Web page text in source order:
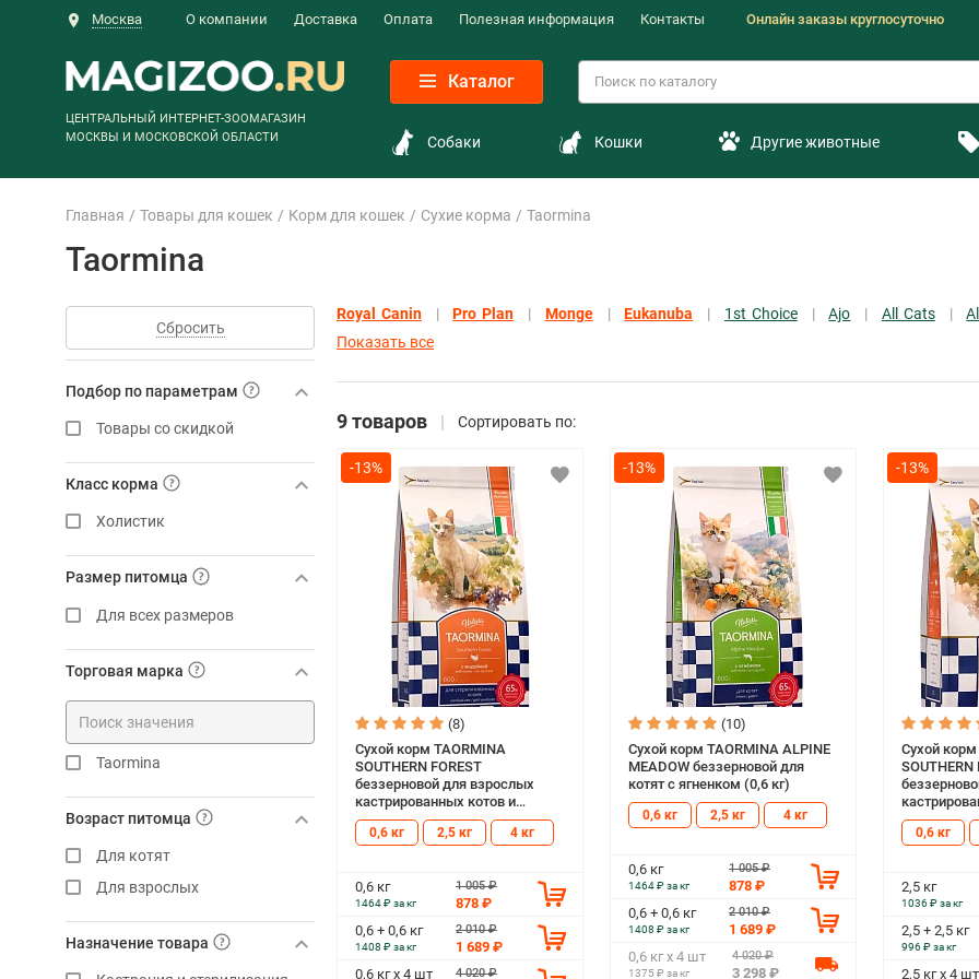
Москва О компании Доставка Оплата Полезная информация Контакты Онлайн заказы круглосуточно
ЦЕНТРАЛЬНЫЙ ИНТЕРНЕТ-ЗООМАГАЗИН
МОСКВЫ И МОСКОВСКОЙ ОБЛАСТИ
Каталог
Собаки Кошки Другие животные
Главная Товары для кошек Корм для кошек Сухие корма Taormina
Taormina
Сбросить
Подбор по параметрам
Товары со скидкой
Класс корма
Холистик
Размер питомца
Для всех размеров
Торговая марка
Taormina
Возраст питомца
Для котят
Для взрослых
Назначение товара
Royal Canin Pro Plan Monge Eukanuba 1st Choice Ajo All Cats
Показать все
9 товаров Сортировать по:
-13%
(8)
Сухой корм TAORMINA
SOUTHERN FOREST
беззерновой для взрослых
кастрированных котов и
стерилизованных кошек с
индейкой (0,6 кг)
0,6 кг 2,5 кг 4 кг
0,6 кг
1464 ₽ за кг
1 005 ₽
878 ₽
0,6 + 0,6 кг
1408 ₽ за кг
2 010 ₽
1 689 ₽
0,6 кг х 4 шт
4 020 ₽
-13%
(10)
Сухой корм TAORMINA ALPINE
MEADOW беззерновой для
котят с ягненком (0,6 кг)
0,6 кг 2,5 кг 4 кг
0,6 кг
1464 ₽ за кг
1 005 ₽
878 ₽
0,6 + 0,6 кг
1408 ₽ за кг
2 010 ₽
1 689 ₽
0,6 кг х 4 шт
1375 ₽ за кг
4 020 ₽
3 298 ₽
-13%
Сухой корм
SOUTHERN
индейкой
0,6 кг
2,5 кг
1036 ₽ за кг
2,5 + 2,5 кг
996 ₽ за кг
2,5 кг х 4 шт